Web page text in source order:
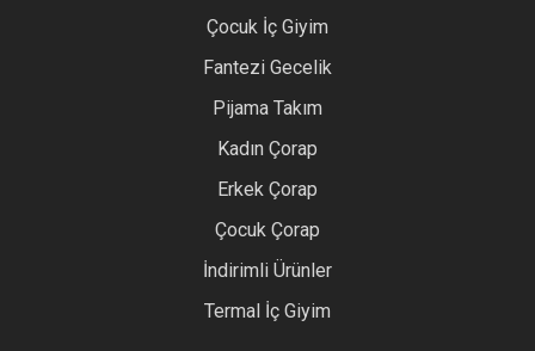
Çocuk İç Giyim
Fantezi Gecelik
Pijama Takım
Kadın Çorap
Erkek Çorap
Çocuk Çorap
İndirimli Ürünler
Termal İç Giyim